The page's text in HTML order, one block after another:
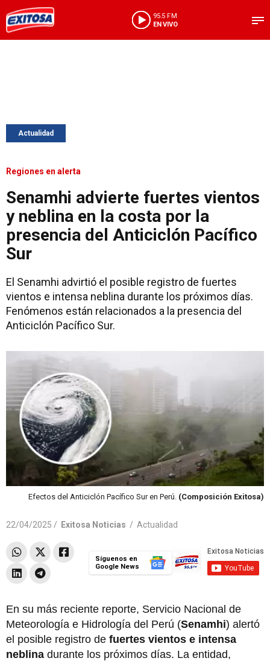
95.5 FM
EN VIVO
Actualidad
Regiones en alerta
Senamhi advierte fuertes vientos
y neblina en la costa por la
presencia del Anticiclón Pacífico
Sur
El Senamhi advirtió el posible registro de fuertes
vientos e intensa neblina durante los próximos días.
Fenómenos están relacionados a la presencia del
Anticiclón Pacífico Sur.
Efectos del Anticiclón Pacífico Sur en Perú. (Composición Exitosa)
22/04/2025 / Exitosa Noticias / Actualidad
Síguenos en
Google News
En su más reciente reporte, Servicio Nacional de
Meteorología e Hidrología del Perú (Senamhi) alertó
el posible registro de fuertes vientos e intensa
neblina durante los próximos días. La entidad,